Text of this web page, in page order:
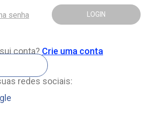
LOGIN
senha
conta? Crie uma conta
redes sociais: